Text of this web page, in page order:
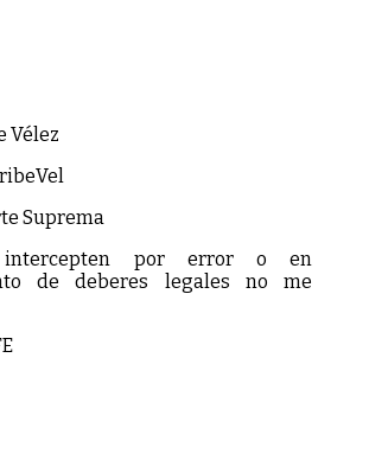
Vélez
Suprema
por error o en
de deberes legales no me